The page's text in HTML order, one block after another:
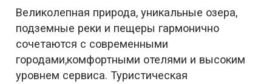
Великолепная природа, уникальные озера,
подземные реки и пещеры гармонично
сочетаются с современными
городами,комфортными отелями и высоким
уровнем сервиса. Туристическая